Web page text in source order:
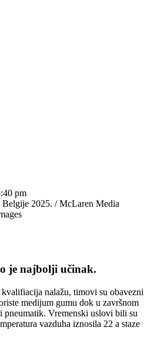
pm
2025. / McLaren Media
je najbolji učinak.
nalažu, timovi su obavezni
medijum gumu dok u završnom
pneumatik. Vremenski uslovi bili su
vazduha iznosila 22 a staze